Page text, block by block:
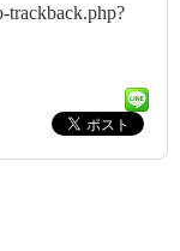
trackback.php?